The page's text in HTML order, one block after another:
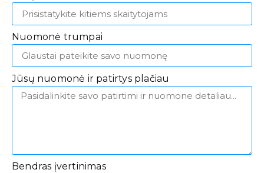
Nuomonė trumpai
Jūsų nuomonė ir patirtys plačiau
Bendras įvertinimas